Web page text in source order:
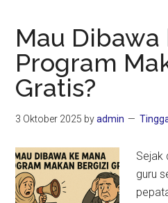
Mau Dibawa
Program
Gratis?
3 Oktober 2025 byadmin
Sejak
guru